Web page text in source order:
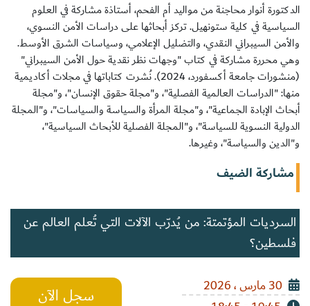
الدكتورة أنوار محاجنة من مواليد أم الفحم، أستاذة مشاركة في العلوم
السياسية في كلية ستونهيل. تركز أبحاثها على دراسات الأمن النسوي،
والأمن السيبراني النقدي، والتضليل الإعلامي، وسياسات الشرق الأوسط.
وهي محررة مشاركة في كتاب "وجهات نظر نقدية حول الأمن السيبراني"
(منشورات جامعة أكسفورد، 2024). نُشرت كتاباتها في مجلات أكاديمية
منها: "الدراسات العالمية الفصلية"، و"مجلة حقوق الإنسان"، و"مجلة
أبحاث الإبادة الجماعية"، و"مجلة المرأة والسياسة والسياسات"، و"المجلة
الدولية النسوية للسياسة"، و"المجلة الفصلية للأبحاث السياسية"،
و"الدين والسياسة"، وغيرها.
مشاركة الضيف
السرديات المؤتمتة: من يُدرّب الآلات التي تُعلم العالم عن
فلسطين؟
30 مارس ، 2026
سجل الآن